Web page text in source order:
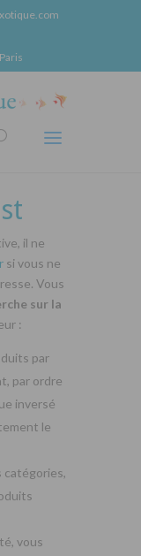
il ne
si vous ne
Vous
sur la
:
par
par ordre
inversé
le
catégories,
vous